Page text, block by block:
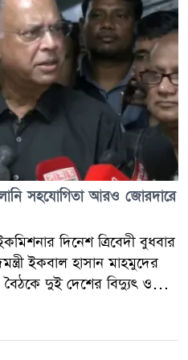
প্রতিষ্ঠান গড়ে তুলতে পারে
প্রতিষ্ঠা করতে সক্ষম।
কোনো তথ্য প্রকাশ
সহযোগিতা আরও জোরদারে
দিনেশ ত্রিবেদী বুধবার
ইকবাল হাসান মাহমুদের
বৈঠকে দুই দেশের বিদ্যুৎ ও
আরও শক্তিশালী করার বিভিন্ন
বিদ্যুৎ, জ্বালানি ও খনিজ
অমিতও উপস্থিত ছিলেন।